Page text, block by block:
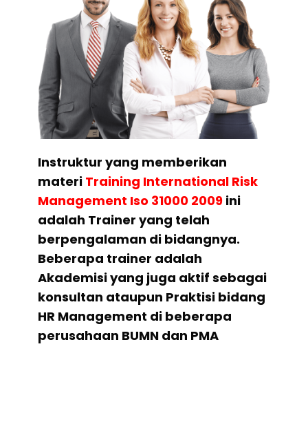
Instruktur yang memberikan
materi Training International Risk
Management Iso 31000 2009 ini
adalah Trainer yang telah
berpengalaman di bidangnya.
Beberapa trainer adalah
Akademisi yang juga aktif sebagai
konsultan ataupun Praktisi bidang
HR Management di beberapa
perusahaan BUMN dan PMA